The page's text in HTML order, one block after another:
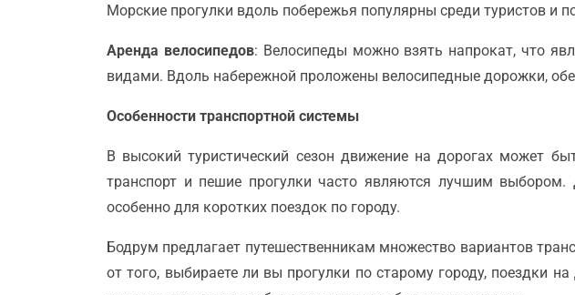
Морские прогулки вдоль побережья популярны среди туристов и
Аренда велосипедов: Велосипеды можно взять напрокат, что
видами. Вдоль набережной проложены велосипедные дорожки,
Особенности транспортной системы
В высокий туристический сезон движение на дорогах может
транспорт и пешие прогулки часто являются лучшим
особенно для коротких поездок по городу.
Бодрум предлагает путешественникам множество вариантов
от того, выбираете ли вы прогулки по старому городу, поездки